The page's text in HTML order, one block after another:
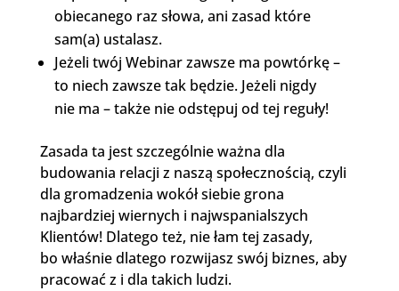
obiecanego raz słowa, ani zasad które
sam(a) ustalasz.
Jeżeli twój Webinar zawsze ma powtórkę –
to niech zawsze tak będzie. Jeżeli nigdy
nie ma – także nie odstępuj od tej reguły!
Zasada ta jest szczególnie ważna dla
budowania relacji z naszą społecznością, czyli
dla gromadzenia wokół siebie grona
najbardziej wiernych i najwspanialszych
Klientów! Dlatego też, nie łam tej zasady,
bo właśnie dlatego rozwijasz swój biznes, aby
pracować z i dla takich ludzi.